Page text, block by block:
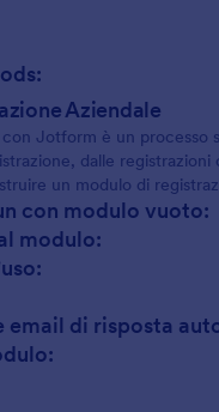
Aziendale
Jotform è un processo
dalle
un modulo di
con modulo vuoto:
modulo:
email di risposta